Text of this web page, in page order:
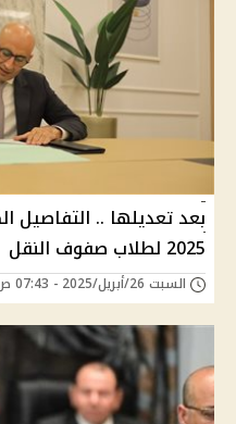
بعد تعديلها .. التفاصيل
2025 لطلاب صفوف النقل
السبت 26/أبريل/2025 - 07:43 ص